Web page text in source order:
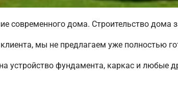
современного дома. Строительство дома
мы не предлагаем уже полностью
устройство фундамента, каркас и любые